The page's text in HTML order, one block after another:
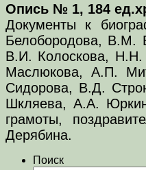
Опись № 1, 184
Документы к
Белобородова, В.М.
В.И. Колоскова,
Маслюкова, А.П.
Сидорова, В.Д.
Шкляева, А.А.
грамоты,
Дерябина.
Поиск